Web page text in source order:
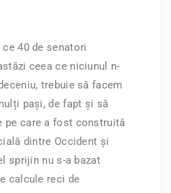
40 de senatori
ceea ce niciunul n-
trebuie să facem
pași, de fapt și să
pe care a fost construită
dintre Occident și
sprijin nu s-a bazat
calcule reci de